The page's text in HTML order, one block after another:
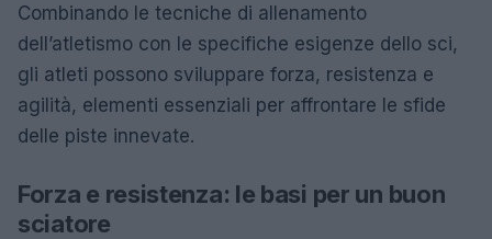
Combinando le tecniche di allenamento
dell’atletismo con le specifiche esigenze dello sci,
gli atleti possono sviluppare forza, resistenza e
agilità, elementi essenziali per affrontare le sfide
delle piste innevate.
Forza e resistenza: le basi per un buon
sciatore